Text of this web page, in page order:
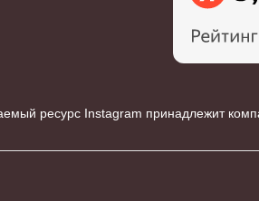
ресурс Instagram принадлежит